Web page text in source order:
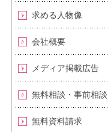
求める人物像
会社概要
メディア掲載広告
無料相談・事前相談
無料資料請求